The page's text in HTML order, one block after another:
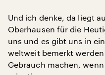
Und ich denke, da liegt
Oberhausen für die
uns und es gibt uns in
weltweit bemerkt
Gebrauch machen,